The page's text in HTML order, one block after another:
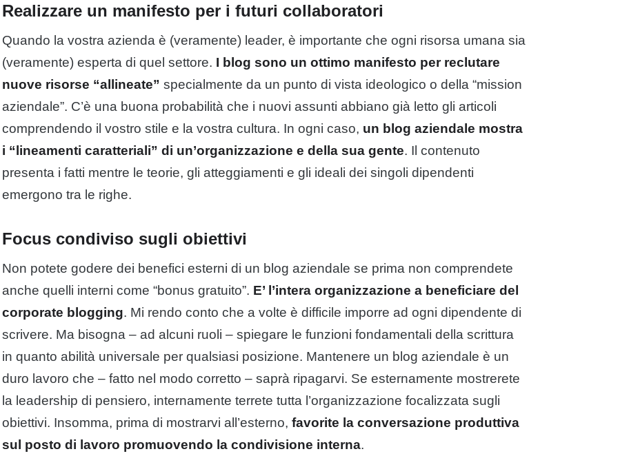
Realizzare un manifesto per i futuri collaboratori
Quando la vostra azienda è (veramente) leader, è importante che ogni risorsa umana sia
(veramente) esperta di quel settore. I blog sono un ottimo manifesto per reclutare
nuove risorse “allineate” specialmente da un punto di vista ideologico o della “mission
aziendale”. C’è una buona probabilità che i nuovi assunti abbiano già letto gli articoli
comprendendo il vostro stile e la vostra cultura. In ogni caso, un blog aziendale mostra
i “lineamenti caratteriali” di un’organizzazione e della sua gente. Il contenuto
presenta i fatti mentre le teorie, gli atteggiamenti e gli ideali dei singoli dipendenti
emergono tra le righe.
Focus condiviso sugli obiettivi
Non potete godere dei benefici esterni di un blog aziendale se prima non comprendete
anche quelli interni come “bonus gratuito”. E’ l’intera organizzazione a beneficiare del
corporate blogging. Mi rendo conto che a volte è difficile imporre ad ogni dipendente di
scrivere. Ma bisogna – ad alcuni ruoli – spiegare le funzioni fondamentali della scrittura
in quanto abilità universale per qualsiasi posizione. Mantenere un blog aziendale è un
duro lavoro che – fatto nel modo corretto – saprà ripagarvi. Se esternamente mostrerete
la leadership di pensiero, internamente terrete tutta l’organizzazione focalizzata sugli
obiettivi. Insomma, prima di mostrarvi all’esterno, favorite la conversazione produttiva
sul posto di lavoro promuovendo la condivisione interna.